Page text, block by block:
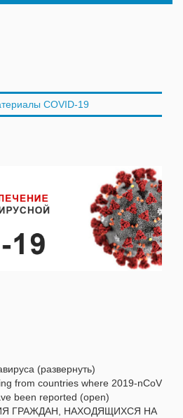
COVID-19
(развернуть)
from countries where 2019-nCoV
been reported (open)
ГРАЖДАН, НАХОДЯЩИХСЯ НА